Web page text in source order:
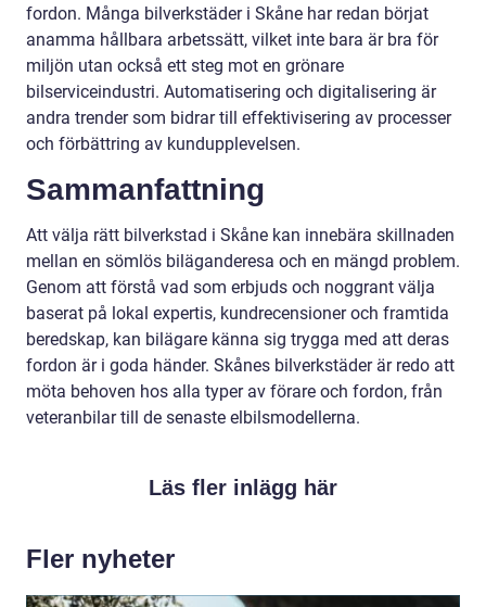
fordon. Många bilverkstäder i Skåne har redan börjat
anamma hållbara arbetssätt, vilket inte bara är bra för
miljön utan också ett steg mot en grönare
bilserviceindustri. Automatisering och digitalisering är
andra trender som bidrar till effektivisering av processer
och förbättring av kundupplevelsen.
Sammanfattning
Att välja rätt bilverkstad i Skåne kan innebära skillnaden
mellan en sömlös biläganderesa och en mängd problem.
Genom att förstå vad som erbjuds och noggrant välja
baserat på lokal expertis, kundrecensioner och framtida
beredskap, kan bilägare känna sig trygga med att deras
fordon är i goda händer. Skånes bilverkstäder är redo att
möta behoven hos alla typer av förare och fordon, från
veteranbilar till de senaste elbilsmodellerna.
Läs fler inlägg här
Fler nyheter